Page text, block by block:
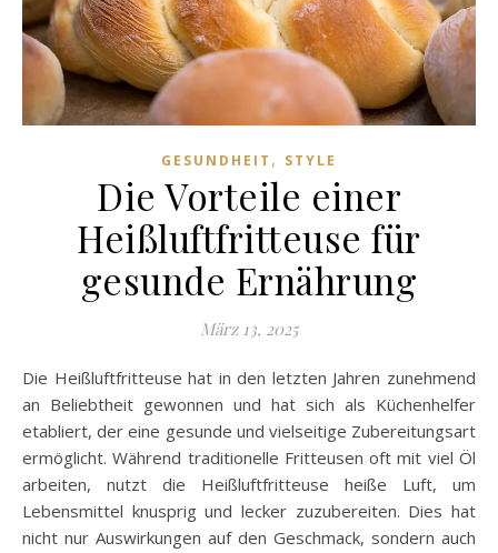
GESUNDHEIT , STYLE
Die Vorteile einer
Heißluftfritteuse für
gesunde Ernährung
März 13, 2025
Die Heißluftfritteuse hat in den letzten Jahren zunehmend
an Beliebtheit gewonnen und hat sich als Küchenhelfer
etabliert, der eine gesunde und vielseitige Zubereitungsart
ermöglicht. Während traditionelle Fritteusen oft mit viel Öl
arbeiten, nutzt die Heißluftfritteuse heiße Luft, um
Lebensmittel knusprig und lecker zuzubereiten. Dies hat
nicht nur Auswirkungen auf den Geschmack, sondern auch